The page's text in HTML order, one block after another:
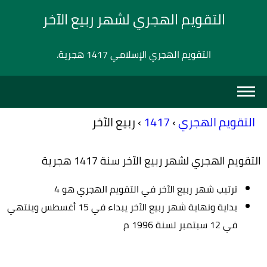
التقويم الهجري لشهر ربيع الآخر
التقويم الهجري الإسلامي 1417 هجرية.
التقويم الهجري›
1417
›ربيع الآخر
التقويم الهجري لشهر ربيع الآخر سنة 1417 هجرية
ترتيب شهر ربيع الآخر في التقويم الهجري هو 4
بداية ونهاية شهر ربيع الآخر يبداء في 15 أغسطس وينتهي
في 12 سبتمبر لسنة 1996 م